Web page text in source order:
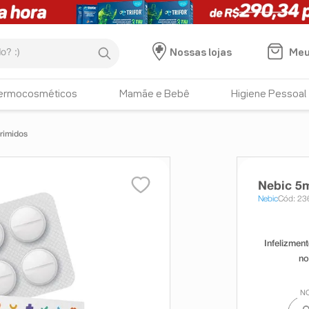
Nossas lojas
Mamãe e Bebê Higiene Pessoal
Nebic
NebicCód: